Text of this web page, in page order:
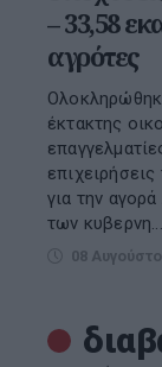
– 33,58
αγρότες
έκτακτης
για την
των κυβερνη...
08